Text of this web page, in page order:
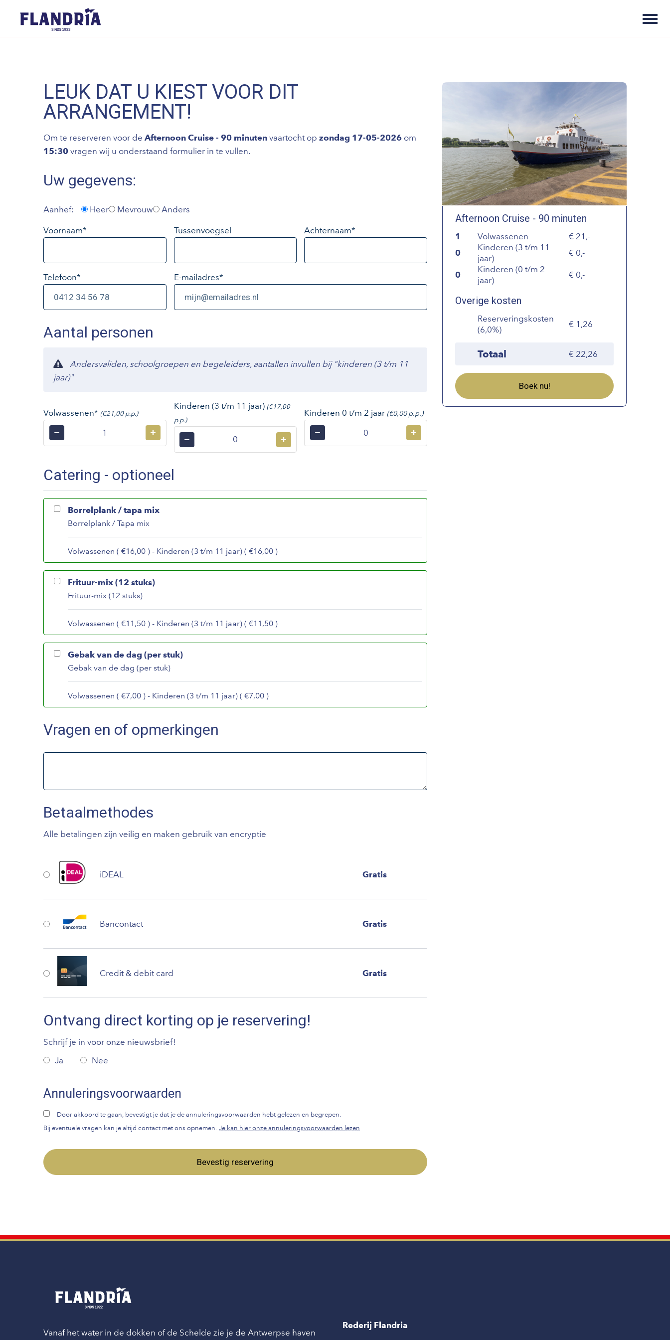
LEUK DAT U KIEST VOOR DIT
ARRANGEMENT!
Om te reserveren voor de Afternoon Cruise - 90 minuten vaartocht op zondag 17-05-2026 om
15:30 vragen wij u onderstaand formulier in te vullen.
Uw gegevens:
Aanhef: Heer Mevrouw Anders
Voornaam* Tussenvoegsel Achternaam*
Telefoon* E-mailadres*
Aantal personen
Andersvaliden, schoolgroepen en begeleiders, aantallen invullen bij "kinderen (3 t/m 11
jaar)"
Volwassenen* (€21,00 p.p.)
− +
Kinderen (3 t/m 11 jaar) (€17,00
p.p.)
− +
Kinderen 0 t/m 2 jaar (€0,00 p.p.)
− +
Catering - optioneel
Borrelplank / tapa mix
Borrelplank / Tapa mix
Volwassenen ( €16,00 ) - Kinderen (3 t/m 11 jaar) ( €16,00 )
Frituur-mix (12 stuks)
Frituur-mix (12 stuks)
Volwassenen ( €11,50 ) - Kinderen (3 t/m 11 jaar) ( €11,50 )
Gebak van de dag (per stuk)
Gebak van de dag (per stuk)
Volwassenen ( €7,00 ) - Kinderen (3 t/m 11 jaar) ( €7,00 )
Vragen en of opmerkingen
Afternoon Cruise - 90 minuten
1 Volwassenen
21,-
0
Kinderen (3 t/m 11
jaar)
0,-
0
Kinderen (0 t/m 2
jaar)
0,-
Overige kosten
Reserveringskosten
(6,0%)
1,26
Totaal 22,26
Boek nu!
Betaalmethodes
Alle betalingen zijn veilig en maken gebruik van encryptie
iDEAL Gratis
Bancontact Gratis
Credit & debit card Gratis
Ontvang direct korting op je reservering!
Schrijf je in voor onze nieuwsbrief!
Ja
Nee
Annuleringsvoorwaarden
Door akkoord te gaan, bevestigt je dat je de annuleringsvoorwaarden hebt gelezen en begrepen.
Bij eventuele vragen kan je altijd contact met ons opnemen. Je kan hier onze annuleringsvoorwaarden lezen
Bevestig reservering
Vanaf het water in de dokken of de Schelde zie je de Antwerpse haven
Rederij Flandria